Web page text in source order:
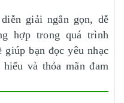
giải ngắn gọn, dễ
hợp trong quá trình
giúp bạn đọc yêu nhạc
và thỏa mãn đam